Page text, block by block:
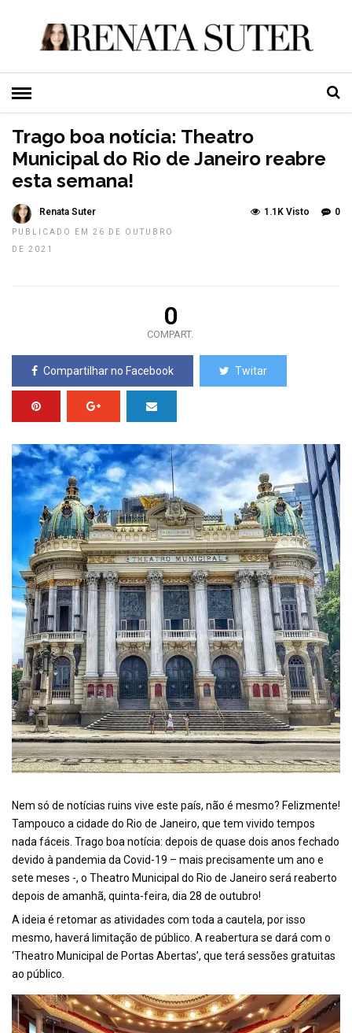
HOME»CULTURA E LAZER TOP NEWS
Trago boa notícia: Theatro
Municipal do Rio de Janeiro reabre
esta semana!
Renata Suter
PUBLICADO EM 26 DE OUTUBRO
DE 2021
0
1.1K Visto
0
COMPART.
Compartilhar no Facebook Twitar
Nem só de notícias ruins vive este país, não é mesmo? Felizmente!
Tampouco a cidade do Rio de Janeiro, que tem vivido tempos
nada fáceis. Trago boa notícia: depois de quase dois anos fechado
devido à pandemia da Covid-19 – mais precisamente um ano e
sete meses -, o Theatro Municipal do Rio de Janeiro será reaberto
depois de amanhã, quinta-feira, dia 28 de outubro!
A ideia é retomar as atividades com toda a cautela, por isso
mesmo, haverá limitação de público. A reabertura se dará com o
‘Theatro Municipal de Portas Abertas’, que terá sessões gratuitas
ao público.